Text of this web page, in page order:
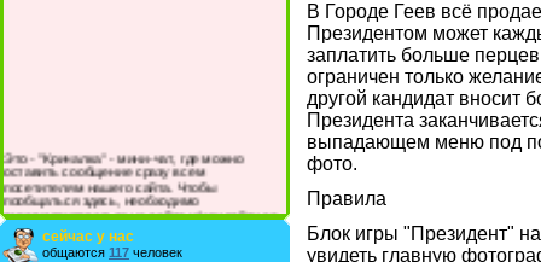
Это - "Кричалка" - мини-чат, где можно
оставить сообщение сразу всем
посетителям нашего сайта. Чтобы
пообщаться здесь, необходимо
зарегистрироваться на сайте и/или войти со
своими логином и паролем.
сейчас у нас
общаются 117 человек
В Городе Геев всё
Президентом может
заплатить больше
ограничен только
другой кандидат вносит
Президента
выпадающем меню под
фото.
Правила
Блок игры "Президент"
увидеть главную